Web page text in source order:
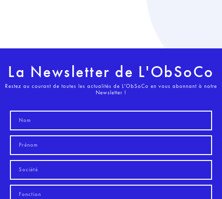
La Newsletter de L'ObSoCo
Restez au courant de toutes les actualités de L'ObSoCo en vous abonnant à notre
Newsletter !